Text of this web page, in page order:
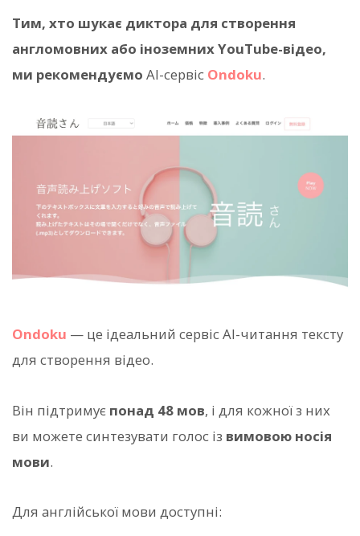
Тим, хто шукає диктора для створення
англомовних або іноземних YouTube-відео,
ми рекомендуємо AI-сервіс Ondoku.
Ondoku — це ідеальний сервіс AI-читання тексту
для створення відео.
Він підтримує понад 48 мов, і для кожної з них
ви можете синтезувати голос із вимовою носія
мови.
Для англійської мови доступні: